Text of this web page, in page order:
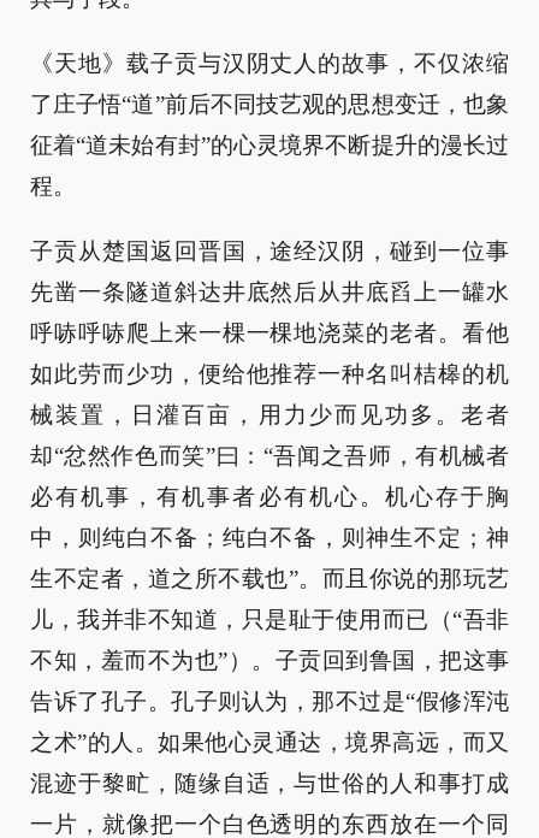
《天地》载子贡与汉阴丈人的故事，不仅浓缩
了庄子悟“道”前后不同技艺观的思想变迁，也象
征着“道未始有封”的心灵境界不断提升的漫长过
程。
子贡从楚国返回晋国，途经汉阴，碰到一位事
先凿一条隧道斜达井底然后从井底舀上一罐水
呼哧呼哧爬上来一棵一棵地浇菜的老者。看他
如此劳而少功，便给他推荐一种名叫桔槔的机
械装置，日灌百亩，用力少而见功多。老者
却“忿然作色而笑”曰：“吾闻之吾师，有机械者
必有机事，有机事者必有机心。机心存于胸
中，则纯白不备；纯白不备，则神生不定；神
生不定者，道之所不载也”。而且你说的那玩艺
儿，我并非不知道，只是耻于使用而已（“吾非
不知，羞而不为也”）。子贡回到鲁国，把这事
告诉了孔子。孔子则认为，那不过是“假修浑沌
之术”的人。如果他心灵通达，境界高远，而又
混迹于黎甿，随缘自适，与世俗的人和事打成
一片，就像把一个白色透明的东西放在一个同